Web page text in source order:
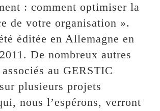
: comment optimiser la
de votre organisation ».
éditée en Allemagne en
De nombreux autres
au GERSTIC
plusieurs projets
nous l’espérons, verront